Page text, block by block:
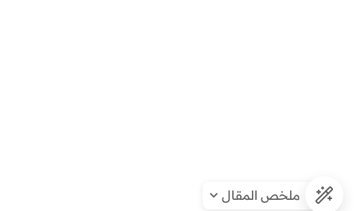
ملخص المقال